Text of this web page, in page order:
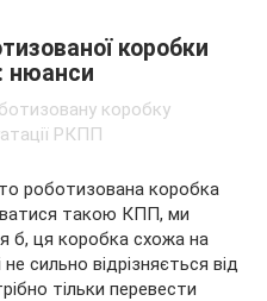
коробки
нюанси
роботизована коробка
такою КПП, ми
б, ця коробка схожа на
сильно відрізняється від
тільки перевести